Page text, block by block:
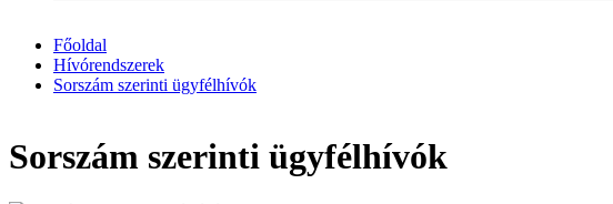
Főoldal
Hívórendszerek
Sorszám szerinti ügyfélhívók
Sorszám szerinti ügyfélhívók